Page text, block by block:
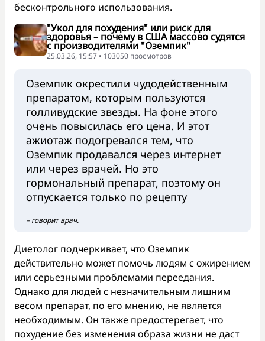
бесконтрольного использования.
"Укол для похудения" или риск для
здоровья – почему в США массово судятся
с производителями "Оземпик"
25.03.26, 15:57 • 103050 просмотров
Оземпик окрестили чудодейственным
препаратом, которым пользуются
голливудские звезды. На фоне этого
очень повысилась его цена. И этот
ажиотаж подогревался тем, что
Оземпик продавался через интернет
или через врачей. Но это
гормональный препарат, поэтому он
отпускается только по рецепту
– говорит врач.
Диетолог подчеркивает, что Оземпик
действительно может помочь людям с ожирением
или серьезными проблемами переедания.
Однако для людей с незначительным лишним
весом препарат, по его мнению, не является
необходимым. Он также предостерегает, что
похудение без изменения образа жизни не даст